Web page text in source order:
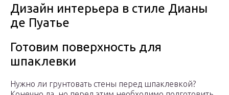
Дизайн интерьера в стиле Дианы
де Пуатье
Готовим поверхность для
шпаклевки
Нужно ли грунтовать стены перед шпаклевкой?